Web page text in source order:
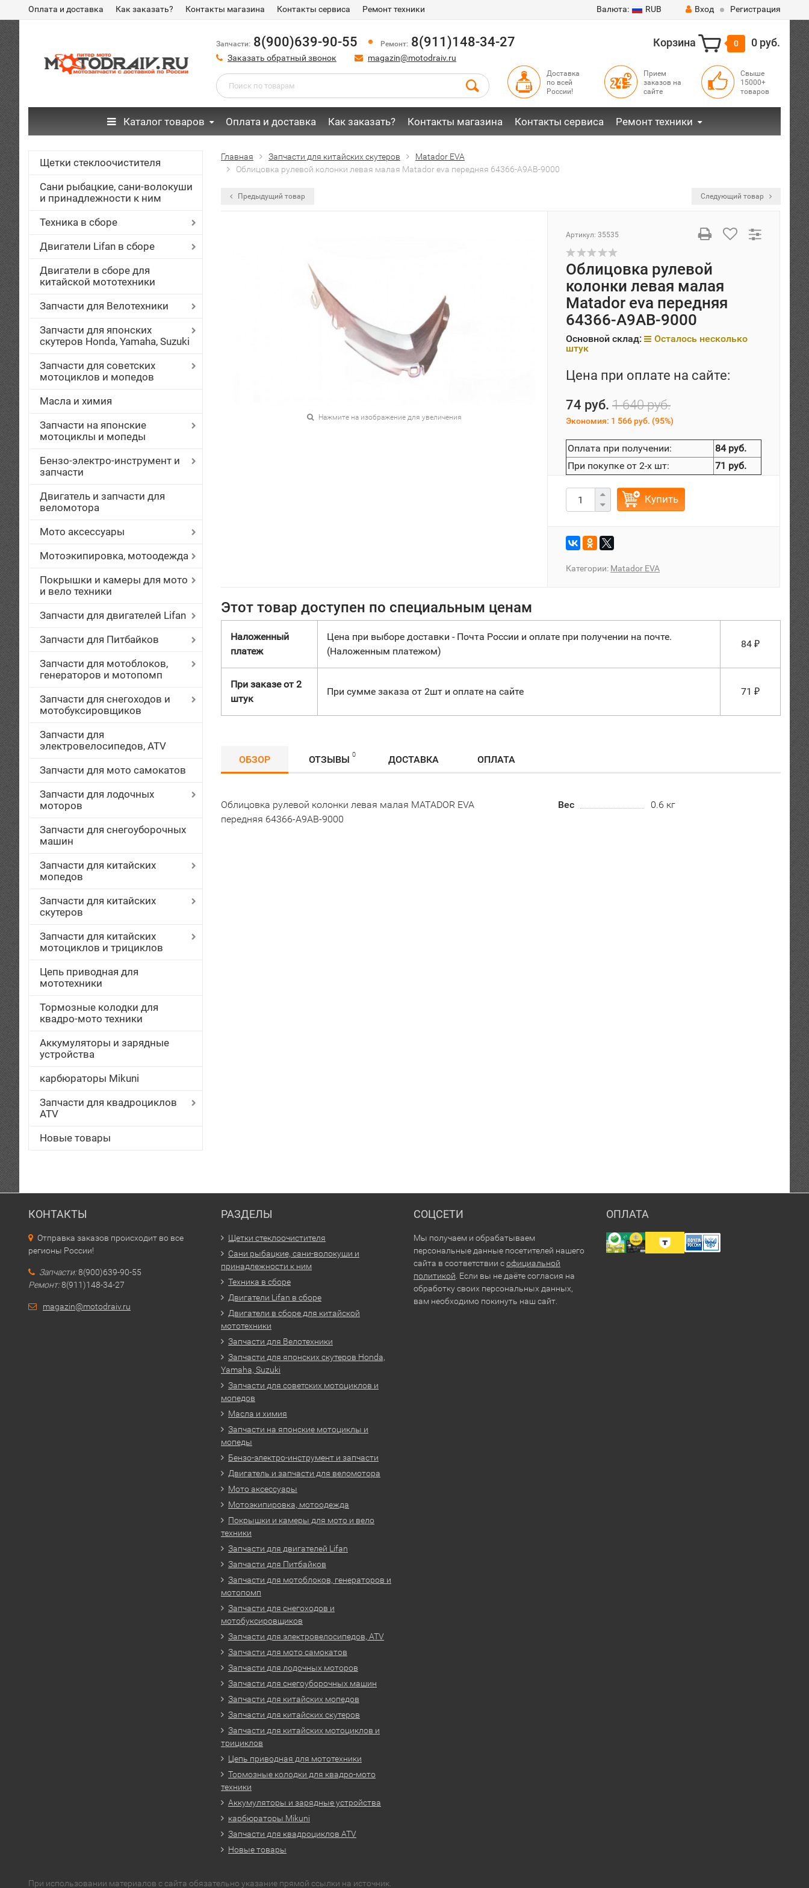
Оплата и доставка Как заказать? Контакты магазина Контакты сервиса Ремонт техники Валюта: RUB Вход Регистрация
Запчасти: 8(900)639-90-55 Ремонт: 8(911)148-34-27
Заказать обратный звонок magazin@motodraiv.ru
Корзина 0 0 руб.
Доставка
по всей
России!
Прием
заказов на
сайте
Свыше
15000+
товаров
Каталог товаров Оплата и доставка Как заказать? Контакты магазина Контакты сервиса Ремонт техники
Щетки стеклоочистителя
Сани рыбацкие, сани-волокуши
и принадлежности к ним
Техника в сборе
Двигатели Lifan в сборе
Двигатели в сборе для
китайской мототехники
Запчасти для Велотехники
Запчасти для японских
скутеров Honda, Yamaha, Suzuki
Запчасти для советских
мотоциклов и мопедов
Масла и химия
Запчасти на японские
мотоциклы и мопеды
Бензо-электро-инструмент и
запчасти
Двигатель и запчасти для
веломотора
Мото аксессуары
Мотоэкипировка, мотоодежда
Покрышки и камеры для мото
и вело техники
Запчасти для двигателей Lifan
Запчасти для Питбайков
Запчасти для мотоблоков,
генераторов и мотопомп
Запчасти для снегоходов и
мотобуксировщиков
Запчасти для
электровелосипедов, ATV
Запчасти для мото самокатов
Запчасти для лодочных
моторов
Запчасти для снегоуборочных
машин
Запчасти для китайских
мопедов
Запчасти для китайских
скутеров
Запчасти для китайских
мотоциклов и трициклов
Цепь приводная для
мототехники
Тормозные колодки для
квадро-мото техники
Аккумуляторы и зарядные
устройства
карбюраторы Mikuni
Запчасти для квадроциклов
ATV
Новые товары
Главная Запчасти для китайских скутеров
Matador EVA
Облицовка рулевой колонки левая малая Matador eva передняя 64366-A9AB-9000
Предыдущий товар Следующий товар
Нажмите на изображение для увеличения
Артикул: 35535
Облицовка рулевой
колонки левая малая
Matador eva передняя
64366-A9AB-9000
Основной склад:
Осталось несколько
штук
Цена при оплате на сайте:
74 руб. 1 640 руб.
Экономия: 1 566 руб. (95%)
Оплата при получении:
84 руб.
При покупке от 2-х шт:
71 руб.
Купить
Категории: Matador EVA
Этот товар доступен по специальным ценам
Наложенный
платеж
Цена при выборе доставки - Почта России и оплате при получении на почте.
(Наложенным платежом)
84 ₽
При заказе от 2
штук
При сумме заказа от 2шт и оплате на сайте 71 ₽
ОБЗОР ОТЗЫВЫ 0 ДОСТАВКА ОПЛАТА
Облицовка рулевой колонки левая малая MATADOR EVA
передняя 64366-A9AB-9000
Вес 0.6 кг
КОНТАКТЫ
Отправка заказов происходит во все
регионы России!
Запчасти:8(900)639-90-55
Ремонт:8(911)148-34-27
magazin@motodraiv.ru
РАЗДЕЛЫ
Щетки стеклоочистителя
Сани рыбацкие, сани-волокуши и
принадлежности к ним
Техника в сборе
Двигатели Lifan в сборе
Двигатели в сборе для китайской
мототехники
Запчасти для Велотехники
Запчасти для японских скутеров Honda,
Yamaha, Suzuki
Запчасти для советских мотоциклов и
мопедов
Масла и химия
Запчасти на японские мотоциклы и
мопеды
Бензо-электро-инструмент и запчасти
Двигатель и запчасти для веломотора
Мото аксессуары
Мотоэкипировка, мотоодежда
Покрышки и камеры для мото и вело
техники
Запчасти для двигателей Lifan
Запчасти для Питбайков
Запчасти для мотоблоков, генераторов и
мотопомп
Запчасти для снегоходов и
мотобуксировщиков
Запчасти для электровелосипедов, ATV
Запчасти для мото самокатов
Запчасти для лодочных моторов
Запчасти для снегоуборочных машин
Запчасти для китайских мопедов
Запчасти для китайских скутеров
Запчасти для китайских мотоциклов и
трициклов
Цепь приводная для мототехники
Тормозные колодки для квадро-мото
техники
Аккумуляторы и зарядные устройства
карбюраторы Mikuni
Запчасти для квадроциклов ATV
Новые товары
СОЦСЕТИ
Мы получаем и обрабатываем
персональные данные посетителей нашего
сайта в соответствии софициальной
политикой . Если вы не даёте согласия на
обработку своих персональных данных,
вам необходимо покинуть наш сайт.
ОПЛАТА
При использовании материалов с сайта обязательно указание прямой ссылки на источник.